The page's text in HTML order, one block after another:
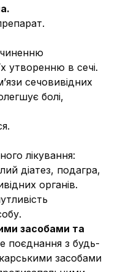
.
утворенню в сечі.
сечовивідних
болі,
лікування:
діатез, подагра,
органів.
засобами та
поєднання з будь-
засобами